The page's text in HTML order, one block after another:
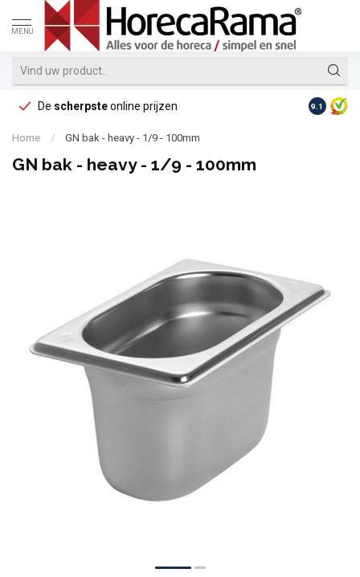
MENU
De scherpsteonline prijzen Op
9.1
Home / GN bak - heavy - 1/9 - 100mm
GN bak - heavy - 1/9 - 100mm